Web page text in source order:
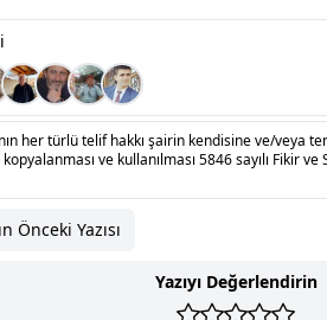
her türlü telif hakkı şairin kendisine ve/veya
ve kullanılması 5846 sayılı Fikir
Önceki Yazısı
Yazıyı Değerlendirin